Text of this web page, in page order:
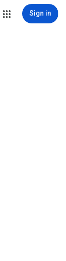
Sign in